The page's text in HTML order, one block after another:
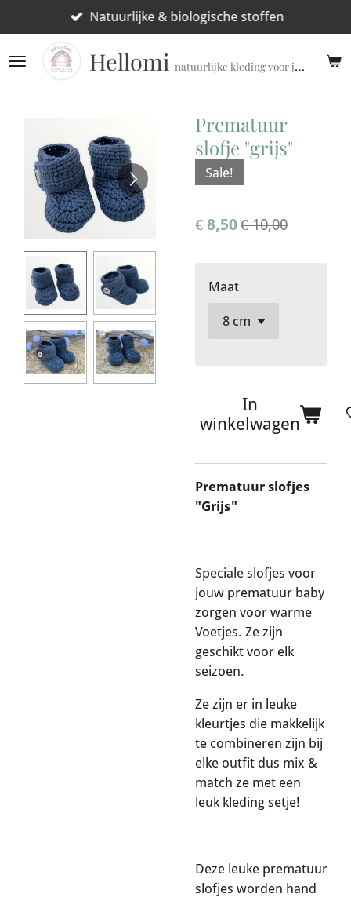
direct
naar
Hellomi natuurlijke kleding voor jouw prematuur!
Natuurlijke & biologische stoffen
Prematuur
slofje "grijs"
Sale!
€ 8,50€ 10,00
Maat
In
winkelwagen
Prematuur slofjes
"Grijs"
Speciale slofjes voor
jouw prematuur baby
zorgen voor warme
Voetjes. Ze zijn
geschikt voor elk
seizoen.
Ze zijn er in leuke
kleurtjes die makkelijk
te combineren zijn bij
elke outfit dus mix &
match ze met een
leuk kleding setje!
Deze leuke prematuur
slofjes worden hand